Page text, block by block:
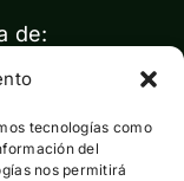
tecnologías como
del
nos permitirá
de: